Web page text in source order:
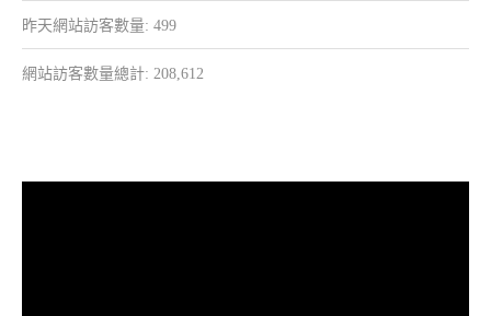
昨天網站訪客數量: 499
網站訪客數量總計: 208,612